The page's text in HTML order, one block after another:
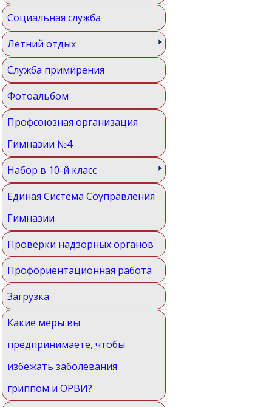
Социальная служба
Летний отдых
Служба примирения
Фотоальбом
Профсоюзная организация
Гимназии №4
Набор в 10-й класс
Единая Система Соуправления
Гимназии
Проверки надзорных органов
Профориентационная работа
Загрузка
Какие меры вы
предпринимаете, чтобы
избежать заболевания
гриппом и ОРВИ?